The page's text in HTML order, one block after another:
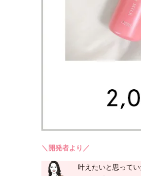
＼開発者より／
叶えたいと思って